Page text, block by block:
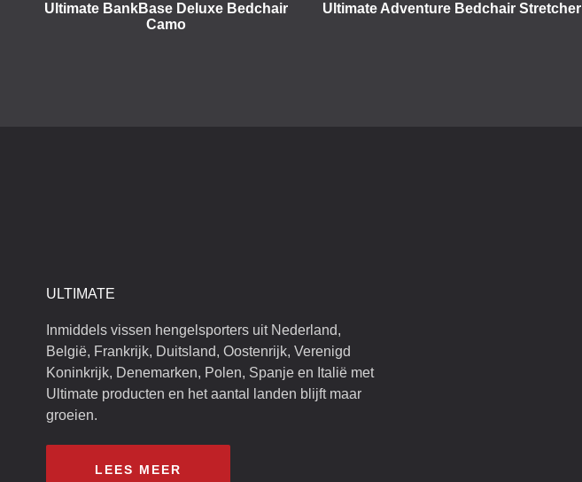
Ultimate BankBase Deluxe Bedchair
Camo
Ultimate Adventure Bedchair Stretcher
ULTIMATE
Inmiddels vissen hengelsporters uit Nederland,
België, Frankrijk, Duitsland, Oostenrijk, Verenigd
Koninkrijk, Denemarken, Polen, Spanje en Italië met
Ultimate producten en het aantal landen blijft maar
groeien.
LEES MEER